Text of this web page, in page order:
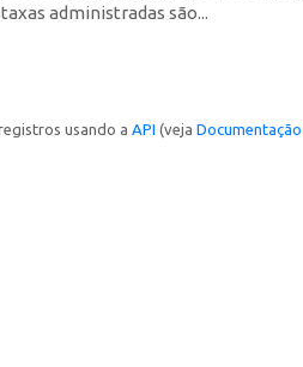
administradas são...
usando a API (veja Documentação